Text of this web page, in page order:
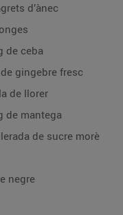
d’ànec
de ceba
gingebre fresc
de llorer
de mantega
de sucre morè
negre